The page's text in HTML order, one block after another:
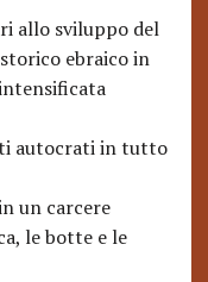
allo sviluppo del
ebraico in
autocrati in tutto
un carcere
le botte e le